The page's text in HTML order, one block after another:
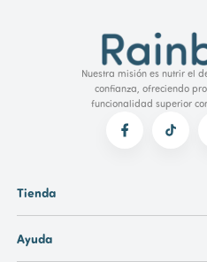
Nuestra misión es nutrir el
confianza, ofreciendo
funcionalidad superior
Tienda
Ayuda